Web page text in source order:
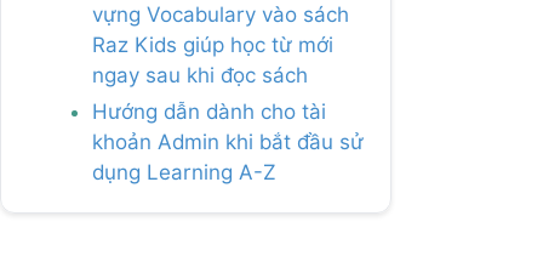
vựng Vocabulary vào sách
Raz Kids giúp học từ mới
ngay sau khi đọc sách
Hướng dẫn dành cho tài
khoản Admin khi bắt đầu sử
dụng Learning A-Z